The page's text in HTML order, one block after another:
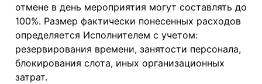
отмене в день мероприятия могут составлять до
100%. Размер фактически понесенных расходов
определяется Исполнителем с учетом:
резервирования времени, занятости персонала,
блокирования слота, иных организационных
затрат.